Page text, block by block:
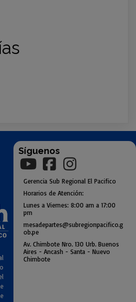
Síguenos
Gerencia Sub Regional El Pacifico
Horarios de Atención:
Lunes a Viernes: 8:00 am a 17:00
pm
mesadepartes@subregionpacifico.g
ob.pe
Av. Chimbote Nro. 130 Urb. Buenos
Aires - Ancash - Santa - Nuevo
Chimbote